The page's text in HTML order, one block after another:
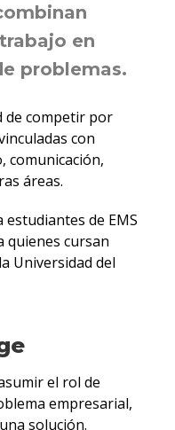
en
problemas.
de competir por
con
comunicación,
áreas.
de EMS
quienes cursan
Universidad del
el rol de
empresarial,
solución.